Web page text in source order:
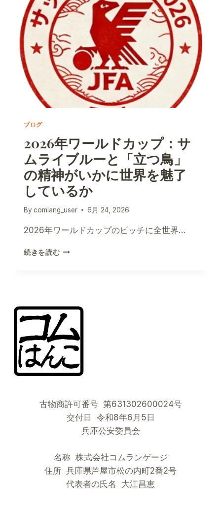
ブログ
2026年ワールドカップ：サ
ムライブルーと「立つ鳥」
の精神がいかに世界を魅了
しているか
By comlang_user 6月 24, 2026
2026年ワールドカップのピッチに全世界…
続きを読む2026
カ
ッ
プ：
ラ
イ
ー
と
の
精
神
古物商許可番号 第631302600024号
交付日 令和8年6月5日
兵庫公安委員会
名称 株式会社コムランゲージ
住所 兵庫県芦屋市松の内町2番2号
代表者の氏名 大江昌恵